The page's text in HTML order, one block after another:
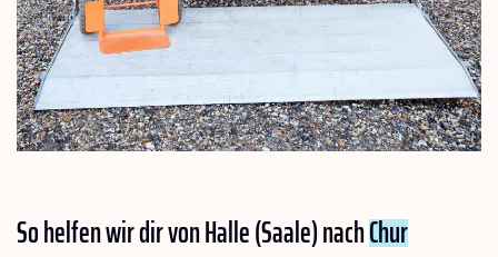
So helfen wir dir von Halle (Saale) nachChur